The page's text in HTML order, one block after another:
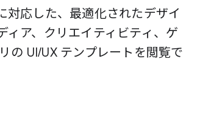
対応した、最適化されたデザイ
ィア、クリエイティビティ、ゲ
の UI/UX テンプレートを閲覧で